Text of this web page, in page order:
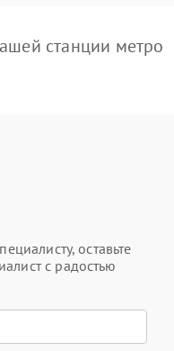
станции метро
оставьте
с радостью